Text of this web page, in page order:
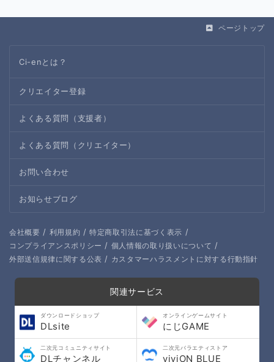
ページトップ
Ci-enとは？
クリエイター登録
よくある質問（支援者）
よくある質問（クリエイター）
お問い合わせ
お知らせブログ
会社概要 / 利用規約 / 特定商取引法に基づく表示 /
コンプライアンスポリシー / 個人情報の取り扱いについて /
外部送信規律に関する公表 / カスタマーハラスメントに対する行動指針
関連サービス
ダウンロードショップ
DLsite
オンラインゲームサイト
にじGAME
二次元コミュニティサイト
DLチャンネル
二次元バラエティストア
viviON BLUE